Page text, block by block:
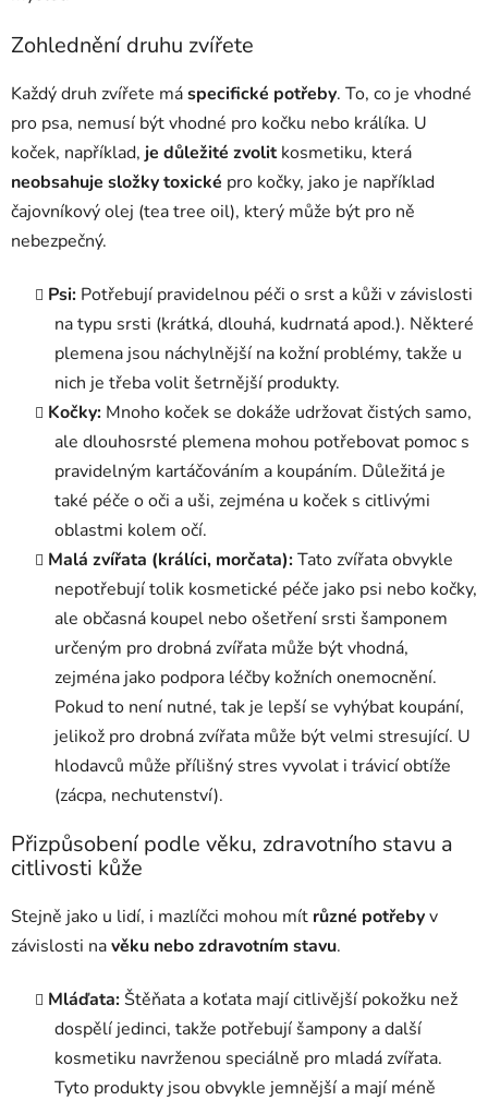
Zohlednění druhu zvířete
Každý druh zvířete máspecifické potřeby. To, co je vhodné
pro psa, nemusí být vhodné pro kočku nebo králíka. U
koček, například, je důležité zvolitkosmetiku, která
neobsahuje složky toxické pro kočky, jako je například
čajovníkový olej (tea tree oil), který může být pro ně
nebezpečný.
Psi: Potřebují pravidelnou péči o srst a kůži v závislosti
na typu srsti (krátká, dlouhá, kudrnatá apod.). Některé
plemena jsou náchylnější na kožní problémy, takže u
nich je třeba volit šetrnější produkty.
Kočky: Mnoho koček se dokáže udržovat čistých samo,
ale dlouhosrsté plemena mohou potřebovat pomoc s
pravidelným kartáčováním a koupáním. Důležitá je
také péče o oči a uši, zejména u koček s citlivými
oblastmi kolem očí.
Malá zvířata (králíci, morčata):Tato zvířata obvykle
nepotřebují tolik kosmetické péče jako psi nebo kočky,
ale občasná koupel nebo ošetření srsti šamponem
určeným pro drobná zvířata může být vhodná,
zejména jako podpora léčby kožních onemocnění.
Pokud to není nutné, tak je lepší se vyhýbat koupání,
jelikož pro drobná zvířata může být velmi stresující. U
hlodavců může přílišný stres vyvolat i trávicí obtíže
(zácpa, nechutenství).
Přizpůsobení podle věku, zdravotního stavu a
citlivosti kůže
Stejně jako u lidí, i mazlíčci mohou mít různé potřebyv
závislosti navěku nebo zdravotním stavu.
Mláďata:Štěňata a koťata mají citlivější pokožku než
dospělí jedinci, takže potřebují šampony a další
kosmetiku navrženou speciálně pro mladá zvířata.
Tyto produkty jsou obvykle jemnější a mají méně